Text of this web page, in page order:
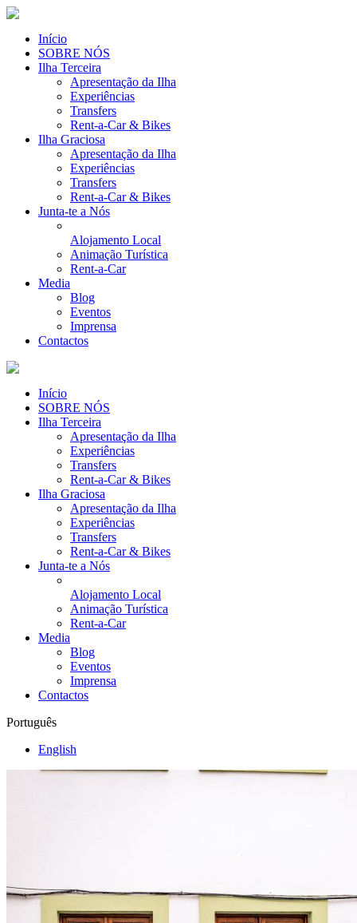
Início
SOBRE NÓS
Ilha Terceira
Apresentação da Ilha
Experiências
Transfers
Rent-a-Car & Bikes
Ilha Graciosa
Apresentação da Ilha
Experiências
Transfers
Rent-a-Car & Bikes
Junta-te a Nós
Alojamento Local
Animação Turística
Rent-a-Car
Media
Blog
Eventos
Imprensa
Contactos
Início
SOBRE NÓS
Ilha Terceira
Apresentação da Ilha
Experiências
Transfers
Rent-a-Car & Bikes
Ilha Graciosa
Apresentação da Ilha
Experiências
Transfers
Rent-a-Car & Bikes
Junta-te a Nós
Alojamento Local
Animação Turística
Rent-a-Car
Media
Blog
Eventos
Imprensa
Contactos
Português
English